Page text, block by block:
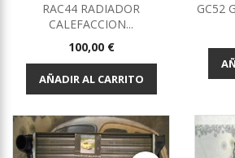
RAC44 RADIADOR
CALEFACCION...
Precio
100,00 €
AÑADIR AL CARRITO
GC52